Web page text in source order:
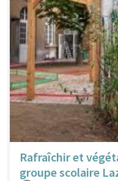
Rafraîchir et
groupe scolaire